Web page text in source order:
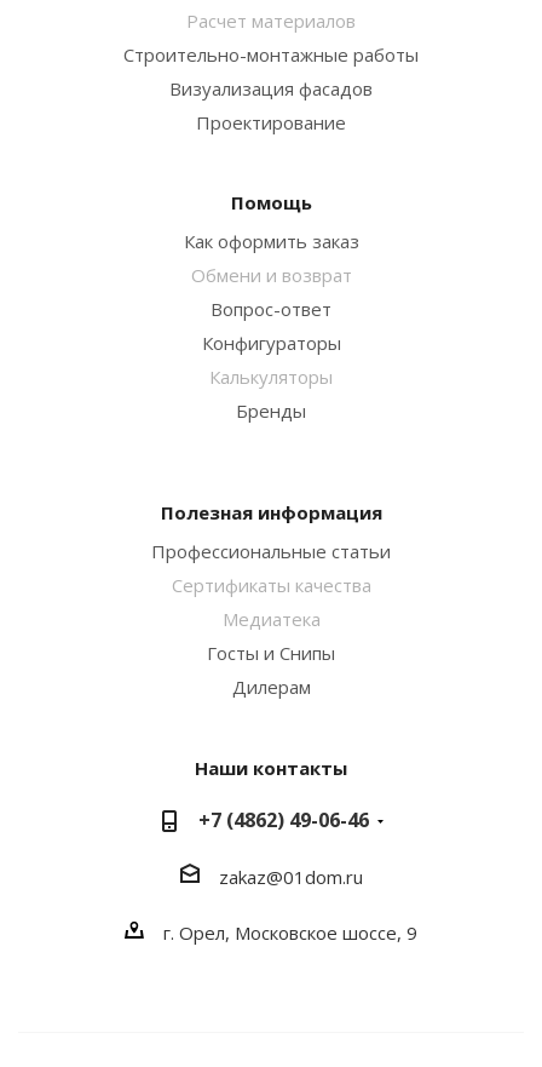
Расчет материалов
Строительно-монтажные работы
Визуализация фасадов
Проектирование
Помощь
Как оформить заказ
Обмени и возврат
Вопрос-ответ
Конфигураторы
Калькуляторы
Бренды
Полезная информация
Профессиональные статьи
Сертификаты качества
Медиатека
Госты и Снипы
Дилерам
Наши контакты
+7 (4862) 49-06-46
zakaz@01dom.ru
г. Орел, Московское шоссе, 9